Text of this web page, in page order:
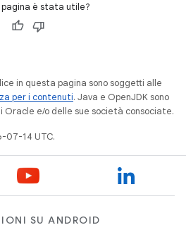
è stata utile?
in questa pagina sono soggetti alle
per i contenuti. Java e OpenJDK sono
e/o delle sue società consociate.
07-14 UTC.
SU ANDROID